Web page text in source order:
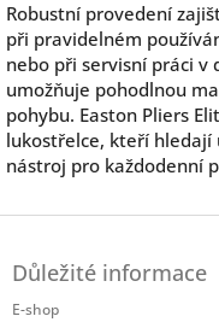
Robustní provedení
při pravidelném
nebo při servisní práci v
umožňuje pohodlnou
pohybu. Easton Pliers
lukostřelce, kteří
nástroj pro každodenní
Důležité informace
E-shop